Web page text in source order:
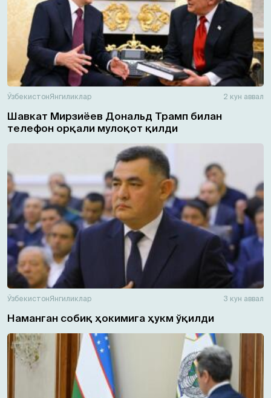
ЎзбекистонЯнгиликлар 2 кун аввал
Шавкат Мирзиёев Дональд Трамп билан
телефон орқали мулоқот қилди
ЎзбекистонЯнгиликлар 3 кун аввал
Наманган собиқ ҳокимига ҳукм ўқилди